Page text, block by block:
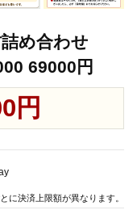
詰め合わせ
69000円
円
に決済上限額が異なります。